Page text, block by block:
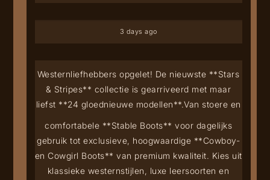
3 days ago
Westernliefhebbers opgelet! De nieuwste **Stars
& Stripes** collectie is gearriveerd met maar
liefst **24 gloednieuwe modellen**.Van stoere en
comfortabele **Stable Boots** voor dagelijks
gebruik tot exclusieve, hoogwaardige **Cowboy-
en Cowgirl Boots** van premium kwaliteit. Kies uit
klassieke westernstijlen, luxe leersoorten en